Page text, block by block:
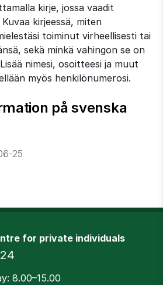
kirje, jossa vaadit
kirjeessä, miten
toiminut virheellisesti tai
sekä minkä vahingon se on
nimesi, osoitteesi ja muut
myös henkilönumerosi.
på svenska
25
for private individuals
8.00–15.00